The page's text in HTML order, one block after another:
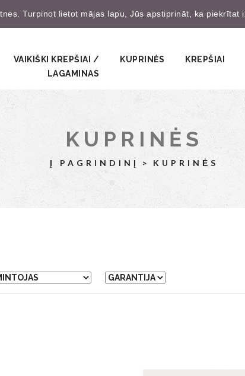
Prisijungti
VAIKIŠKI KREPŠIAI /
LAGAMINAS
KUPRINĖS KREPŠIAI
KUPRINĖS
Į PAGRINDINĮ KUPRINĖS
Turpinot lietot mājas lapu, Jūs apstiprināt, ka piekrītat